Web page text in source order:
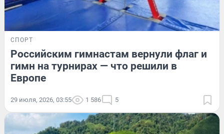
СПОРТ
Российским гимнастам вернули флаг и
гимн на турнирах — что решили в
Европе
29 июля, 2026, 03:55 1 586 5